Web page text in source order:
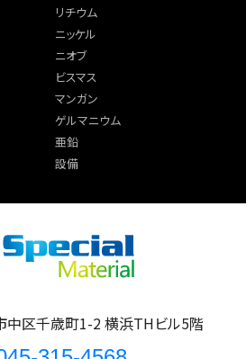
リチウム
ニッケル
ニオブ
ビスマス
マンガン
ゲルマニウム
亜鉛
設備
中区千歳町1-2 横浜THビル5階